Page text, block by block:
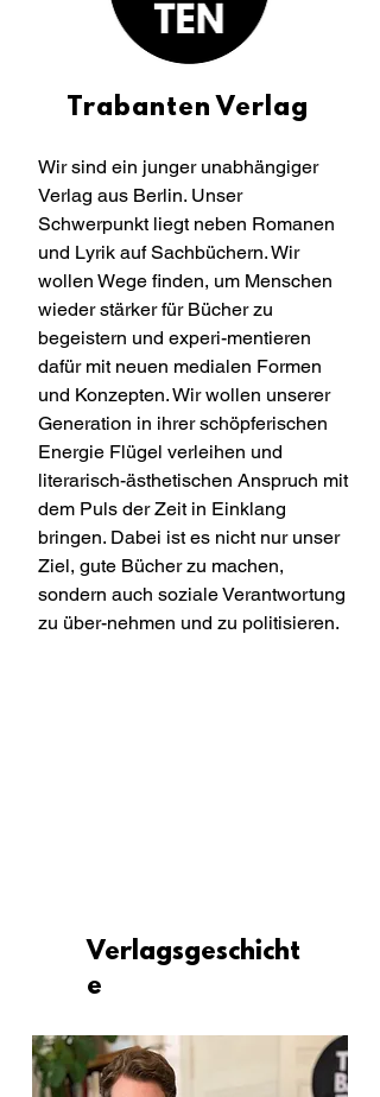
Trabanten Verlag
Wir sind ein junger unabhängiger
Verlag aus Berlin. Unser
Schwerpunkt liegt neben Romanen
und Lyrik auf Sachbüchern. Wir
wollen Wege finden, um Menschen
wieder stärker für Bücher zu
begeistern und experi-mentieren
dafür mit neuen medialen Formen
und Konzepten. Wir wollen unserer
Generation in ihrer schöpferischen
Energie Flügel verleihen und
literarisch-ästhetischen Anspruch mit
dem Puls der Zeit in Einklang
bringen. Dabei ist es nicht nur unser
Ziel, gute Bücher zu machen,
sondern auch soziale Verantwortung
zu über-nehmen und zu politisieren.
Verlagsgeschicht
e